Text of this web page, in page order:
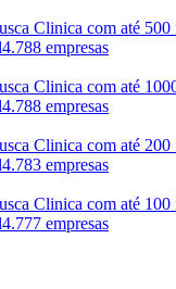
Clinica com até
4.788 empresas
Clinica com até
4.788 empresas
Clinica com até
4.783 empresas
Clinica com até
4.777 empresas